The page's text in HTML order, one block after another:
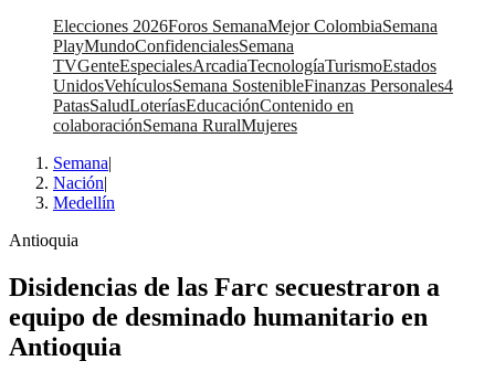
Elecciones 2026Foros SemanaMejor ColombiaSemana
PlayMundoConfidencialesSemana
TVGenteEspecialesArcadiaTecnologíaTurismoEstados
UnidosVehículosSemana SostenibleFinanzas Personales4
PatasSaludLoteríasEducaciónContenido en
colaboraciónSemana RuralMujeres
Semana|
Nación|
Medellín
Antioquia
Disidencias de las Farc secuestraron a
equipo de desminado humanitario en
Antioquia